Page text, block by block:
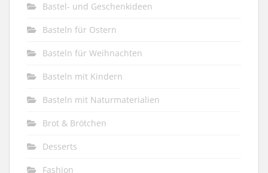
Bastel- und Geschenkideen
Basteln für Ostern
Basteln für Weihnachten
Basteln mit Kindern
Basteln mit Naturmaterialien
Brot & Brötchen
Desserts
Fashion